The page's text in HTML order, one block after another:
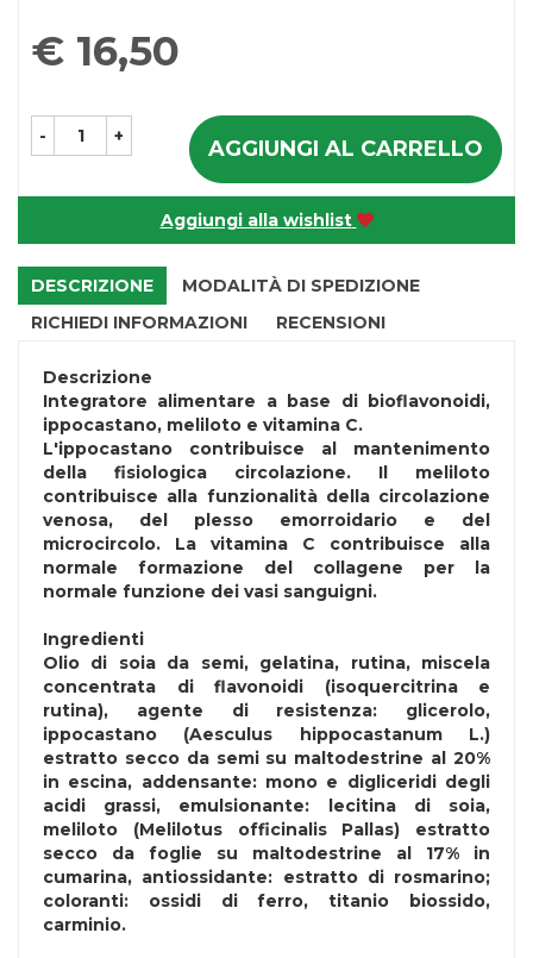
Prezzo
€ 16,50
- + AGGIUNGI AL CARRELLO
Aggiungi alla wishlist
DESCRIZIONE
MODALITÀ DI SPEDIZIONE
RICHIEDI INFORMAZIONI
RECENSIONI
Descrizione
Integratore alimentare a base di bioflavonoidi,
ippocastano, meliloto e vitamina C.
L'ippocastano contribuisce al mantenimento
della fisiologica circolazione. Il meliloto
contribuisce alla funzionalità della circolazione
venosa, del plesso emorroidario e del
microcircolo. La vitamina C contribuisce alla
normale formazione del collagene per la
normale funzione dei vasi sanguigni.
Ingredienti
Olio di soia da semi, gelatina, rutina, miscela
concentrata di flavonoidi (isoquercitrina e
rutina), agente di resistenza: glicerolo,
ippocastano (Aesculus hippocastanum L.)
estratto secco da semi su maltodestrine al 20%
in escina, addensante: mono e digliceridi degli
acidi grassi, emulsionante: lecitina di soia,
meliloto (Melilotus officinalis Pallas) estratto
secco da foglie su maltodestrine al 17% in
cumarina, antiossidante: estratto di rosmarino;
coloranti: ossidi di ferro, titanio biossido,
carminio.